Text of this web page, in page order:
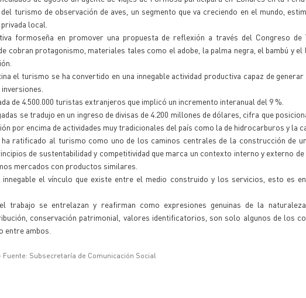
turismo de observación de aves, un segmento que va creciendo en el mundo,
local.
formoseña en promover una propuesta de reflexión a través del Congreso de
cobran protagonismo, materiales tales como el adobe, la palma negra, el bambú y
el turismo se ha convertido en una innegable actividad productiva capaz de
de 4.500.000 turistas extranjeros que implicó un incremento interanual del 9 %.
se tradujo en un ingreso de divisas de 4.200 millones de dólares, cifra que
por encima de actividades muy tradicionales del país como la de hidrocarburos y la
ratificado al turismo como uno de los caminos centrales de la construcción de
de sustentabilidad y competitividad que marca un contexto interno y externo
mercados con productos similares.
innegable el vínculo que existe entre el medio construido y los servicios, esto es
trabajo se entrelazan y reafirman como expresiones genuinas de la naturaleza
conservación patrimonial, valores identificatorios, son solo algunos de los
entre ambos.
Fuente: Subsecretaría de Comunicación Social